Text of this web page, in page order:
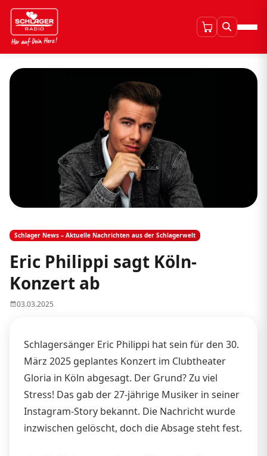
Schlager News – Aktuelle Nachrichten aus der Schlagerwelt
Eric Philippi sagt Köln-
Konzert ab
03.03.2025
Schlagersänger Eric Philippi hat sein für den 30.
März 2025 geplantes Konzert im Clubtheater
Gloria in Köln abgesagt. Der Grund? Zu viel
Stress! Das gab der 27-jährige Musiker in seiner
Instagram-Story bekannt. Die Nachricht wurde
inzwischen gelöscht, doch die Absage steht fest.